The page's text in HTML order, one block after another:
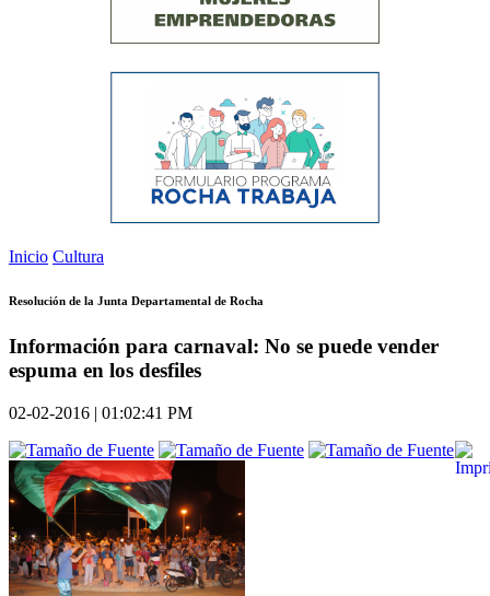
Inicio Cultura
Resolución de la Junta Departamental de Rocha
Información para carnaval: No se puede vender
espuma en los desfiles
02-02-2016 | 01:02:41 PM